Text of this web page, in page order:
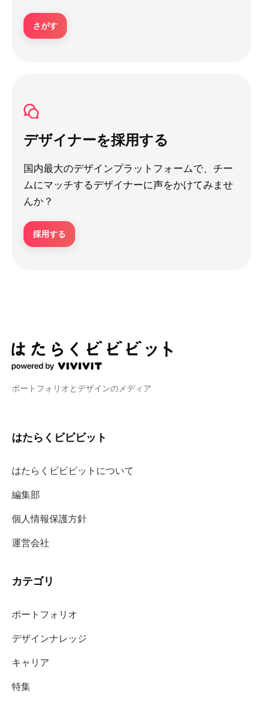
さがす
デザイナーを採用する
国内最大のデザインプラットフォームで、チー
ムにマッチするデザイナーに声をかけてみませ
んか？
採用する
ポートフォリオとデザインのメディア
はたらくビビビット
はたらくビビビットについて
編集部
個人情報保護方針
運営会社
カテゴリ
ポートフォリオ
デザインナレッジ
キャリア
特集